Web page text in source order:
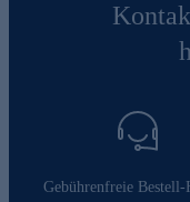
Gebührenfreie